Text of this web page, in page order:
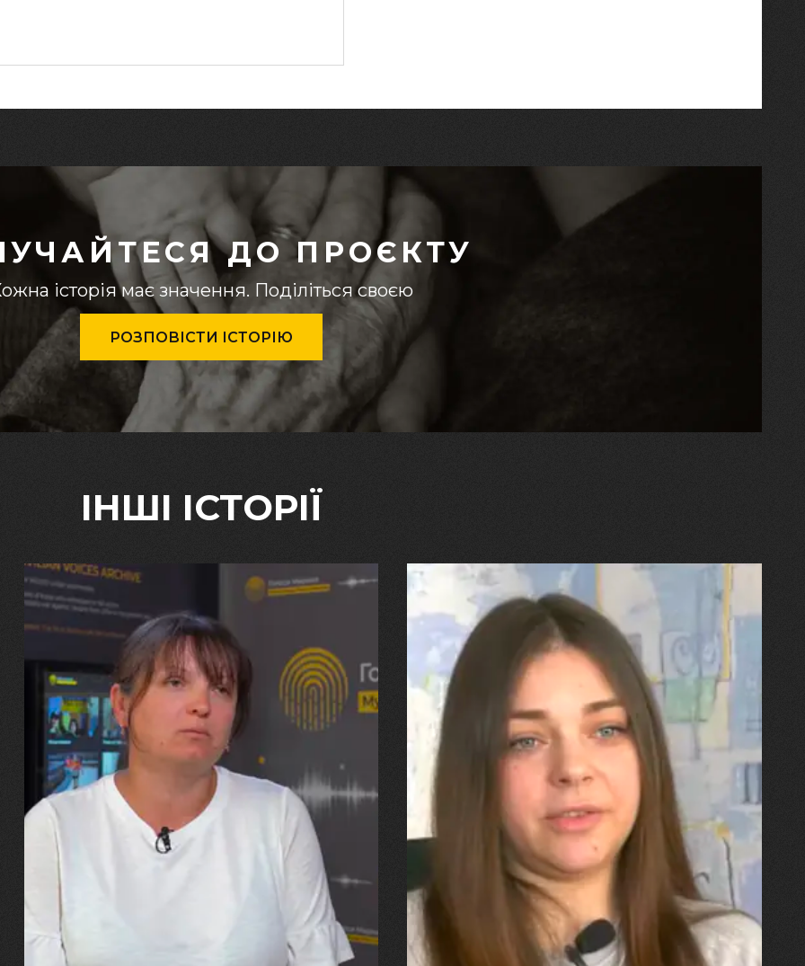
ДО ПРОЄКТУ
історія має значення. Поділіться своєю
РОЗПОВІСТИ ІСТОРІЮ
ІНШІ ІСТОРІЇ
29.07.2026
Марина, Ваїд та Аміна Харченко
"Попри всі втрати, ми не
зламалися: тепер я бачу
свого вбитого чоловіка у
наших дітях"
27.07.2026
"Я перенесла 11 операцій, та
плакала від фантомного
болю. Але маленька донька
бере за руку і змушує йти
далі"